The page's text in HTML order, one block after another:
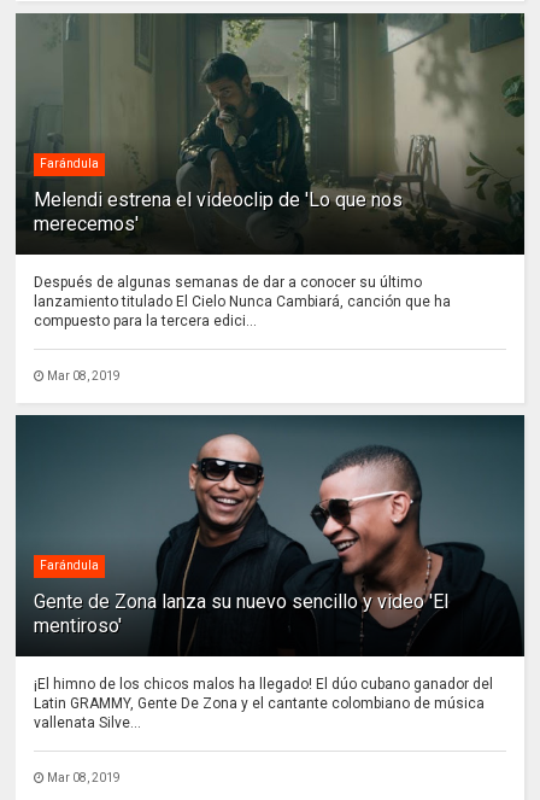
Farándula
Melendi estrena el videoclip de 'Lo que nos
merecemos'
Después de algunas semanas de dar a conocer su último
lanzamiento titulado El Cielo Nunca Cambiará, canción que ha
compuesto para la tercera edici...
Mar 08, 2019
Farándula
Gente de Zona lanza su nuevo sencillo y video 'El
mentiroso'
¡El himno de los chicos malos ha llegado! El dúo cubano ganador del
Latin GRAMMY, Gente De Zona y el cantante colombiano de música
vallenata Silve...
Mar 08, 2019